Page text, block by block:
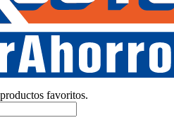
favoritos.